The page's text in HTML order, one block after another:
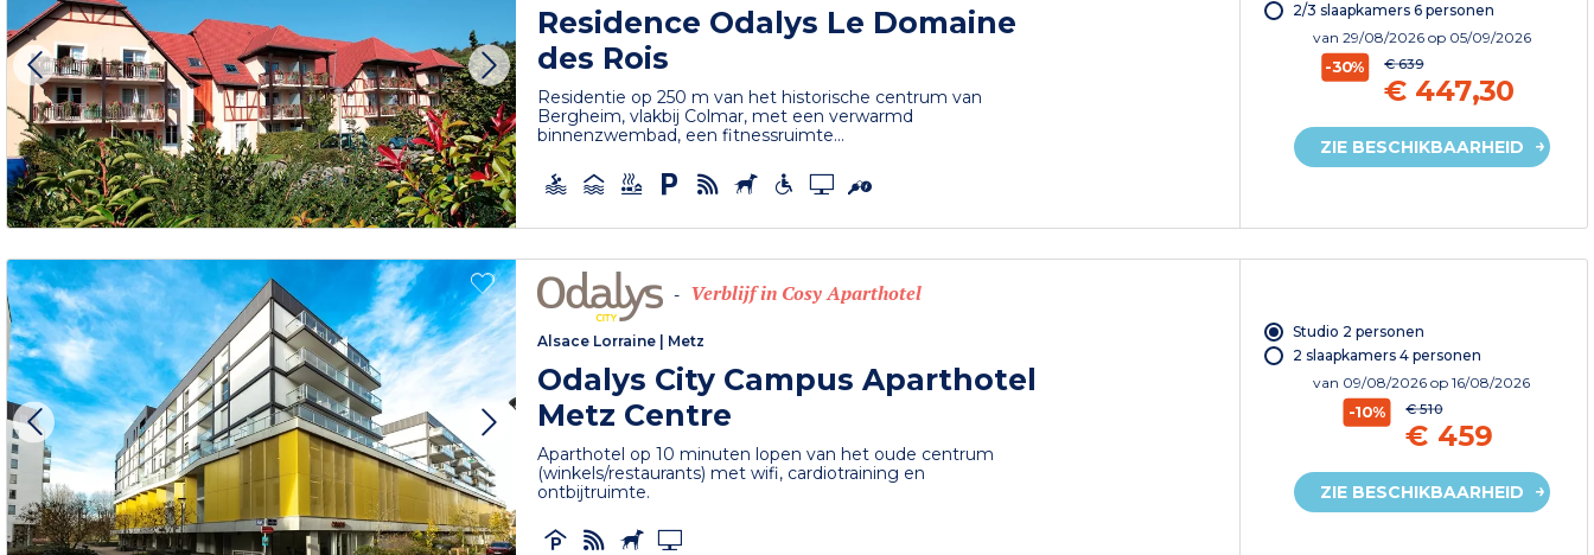
Residence Odalys Le Domaine
des Rois
Residentie op 250 m van het historische centrum van
Bergheim, vlakbij Colmar, met een verwarmd
binnenzwembad, een fitnessruimte...
2/3 slaapkamers 6 personen
van 29/08/2026 op 05/09/2026
-30% € 639
€ 447,30
ZIE BESCHIKBAARHEID
- Verblijf in Cosy Aparthotel
Alsace Lorraine | Metz
Odalys City Campus Aparthotel
Metz Centre
Aparthotel op 10 minuten lopen van het oude centrum
(winkels/restaurants) met wifi, cardiotraining en
ontbijtruimte.
Studio 2 personen
2 slaapkamers 4 personen
van 09/08/2026op 16/08/2026
-10% € 510
€ 459
ZIE BESCHIKBAARHEID